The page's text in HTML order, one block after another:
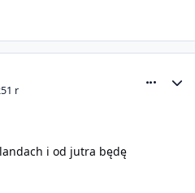
1 r
i od jutra będę